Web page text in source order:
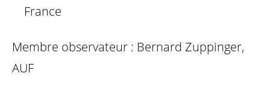
France
Membre observateur : Bernard Zuppinger,
AUF